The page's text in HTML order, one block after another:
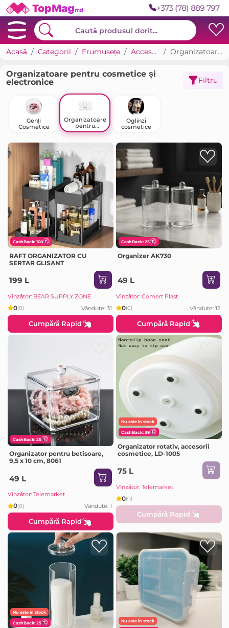
+373 (78) 889 797
Acasă Categorii Frumusețe Accesorii pentru frumusețe Organizatoare pentru cosmetice și electronice
Organizatoare pentru cosmetice și
electronice
Filtru
Genți
Cosmetice
Organizatoare
pentru
cosmetice și
Oglinzi
cosmetice
CashBack: 100
RAFT ORGANIZATOR CU
SERTAR GLISANT
199 L
Vînzător: BEAR SUPPLY ZONE
0(0) Vândute: 31
Cumpără Rapid
CashBack: 25
Organizer AK730
49 L
Vînzător: Comert Plast
0(0) Vândute: 12
Cumpără Rapid
CashBack: 25
Organizator pentru betisoare,
9,5 x 10 cm, 8061
49 L
Vînzător: Telemarket
0(0) Vândute: 1
Cumpără Rapid
Nu este în stock
CashBack: 38
Organizator rotativ, accesorii
cosmetice, LD-1005
75 L
Vînzător: Telemarket
0(0)
Cumpără Rapid
Nu este în stock
CashBack: 25 Nu este în stock